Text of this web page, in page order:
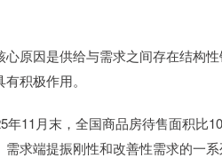
原因是供给与需求之间存在结构
积极作用。
11月末，全国商品房待售面积比
求端提振刚性和改善性需求的一